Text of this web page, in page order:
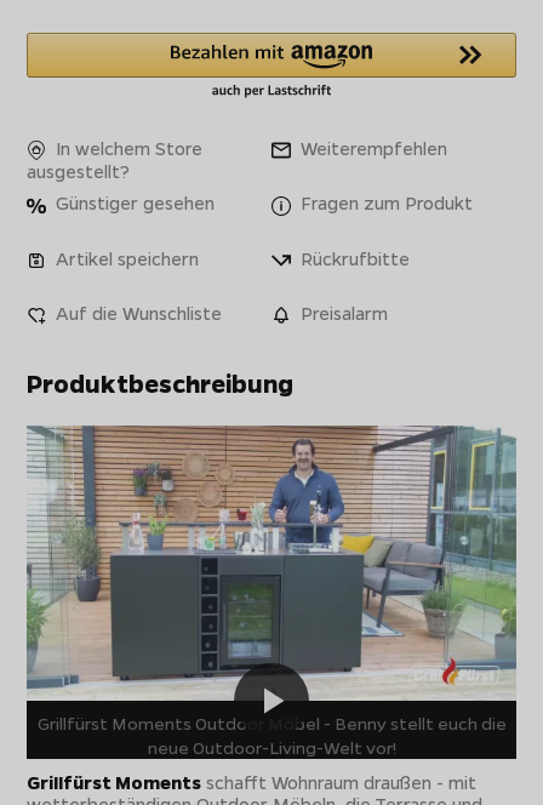
In welchem Store
ausgestellt?
Weiterempfehlen
Günstiger gesehen Fragen zum Produkt
Artikel speichern Rückrufbitte
Auf die Wunschliste Preisalarm
Produktbeschreibung
Grillfürst Moments Outdoor Möbel - Benny stellt euch die
neue Outdoor-Living-Welt vor!
Grillfürst Moments schafft Wohnraum draußen - mit